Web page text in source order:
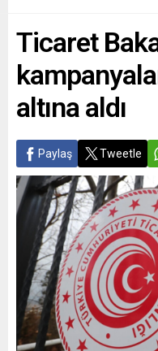
Ticaret
altına aldı
Paylaş Tweetle